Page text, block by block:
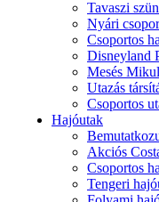
Tavaszi
Nyári
Csoportos
Disneyland
Mesés
Utazás
Csoportos
Hajóutak
Akciós
Csoportos
Tengeri